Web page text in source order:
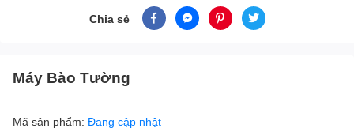
Chia sẻ
Máy Bào Tường
Mã sản phẩm: Đang cập nhật